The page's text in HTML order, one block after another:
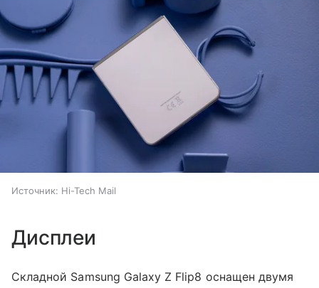
Источник: Hi-Tech Mail
Дисплеи
Складной Samsung Galaxy Z Flip8 оснащен двумя